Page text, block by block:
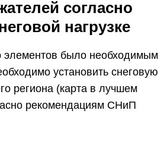
согласно
нагрузке
элементов было необходимым
установить снеговую
региона (карта в лучшем
рекомендациям СНиП